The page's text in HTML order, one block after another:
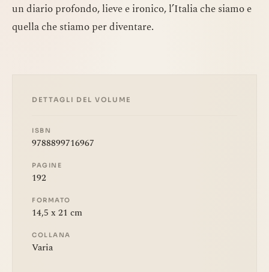
un diario profondo, lieve e ironico, l’Italia che siamo e
quella che stiamo per diventare.
DETTAGLI DEL VOLUME
ISBN
9788899716967
PAGINE
192
FORMATO
14,5 x 21 cm
COLLANA
Varia